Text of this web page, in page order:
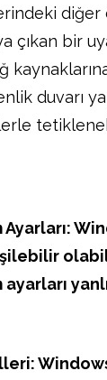
çıkan bir
duvarı